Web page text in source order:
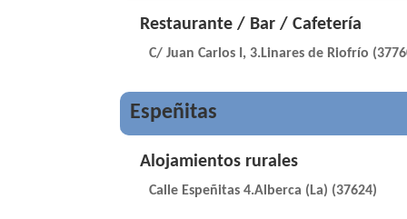
Restaurante / Bar / Cafetería
C/ Juan Carlos I, 3.Linares de Riofrío
Espeñitas
Alojamientos rurales
Calle Espeñitas 4.Alberca (La) (37624)